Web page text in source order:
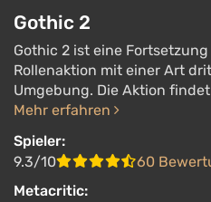
Gothic 2
Gothic 2 ist eine
Rollenaktion mit einer Art
Umgebung. Die Aktion
Mehr erfahren
Spieler:
9.3/10
60
Metacritic: